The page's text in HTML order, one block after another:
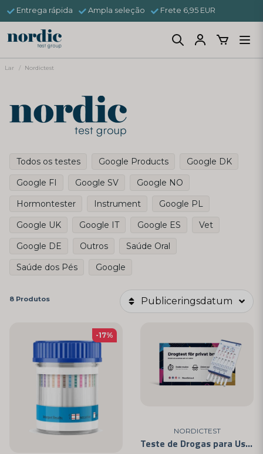
Entrega rápida Ampla seleção Frete 6,95 EUR
Lar Nordictest
Todos os testes Google Products
Google DK
Google FI
Google SV
Google NO
Hormontester
Instrument
Google PL
Google UK
Google IT Google ES
Vet
Google DE
Outros
Saúde Oral
Saúde dos Pés
Google
8 Produtos Publiceringsdatum
-17%
NORDICTEST
Teste de Drogas para Uso Pessoal - Fácil de Usar e Certificado CE